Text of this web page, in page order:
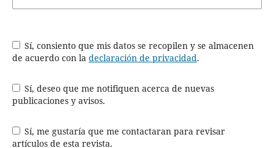
Sí, consiento que mis datos se recopilen y se almacenen
de acuerdo con la declaración de privacidad.
Sí, deseo que me notifiquen acerca de nuevas
publicaciones y avisos.
Sí, me gustaría que me contactaran para revisar
artículos de esta revista.